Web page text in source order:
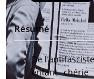
Résumé
De
enfant